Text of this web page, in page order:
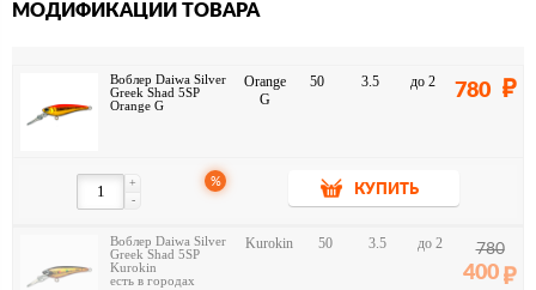
МОДИФИКАЦИИ ТОВАРА
Воблер Daiwa Silver
Greek Shad 5SP
Orange G
Orange
G
50 3.5 до 2 780
-
+ %
КУПИТЬ
Воблер Daiwa Silver
Greek Shad 5SP
Kurokin
есть в городах
Kurokin 50 3.5 до 2 780
400